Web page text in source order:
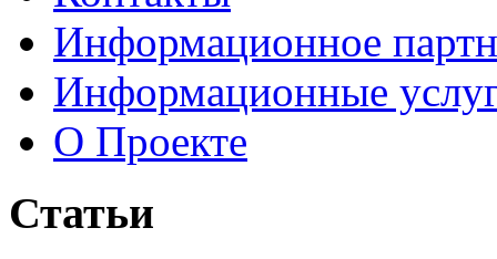
Информационное
Информационные
О Проекте
Статьи